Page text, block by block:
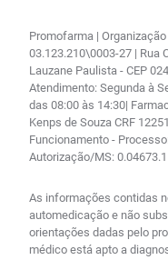
Promofarma |
03.123.210\0003-27 | Rua
Lauzane Paulista - CEP
Atendimento: Segunda à
das 08:00 às 14:30|
Kenps de Souza CRF
Funcionamento -
Autorização/MS:
As informações contidas
automedicação e não
orientações dadas pelo
médico está apto a